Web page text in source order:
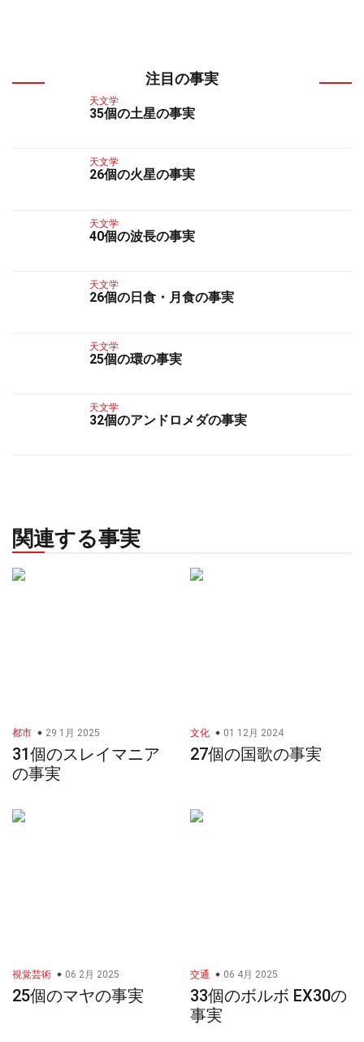
注目の事実
天文学
35個の土星の事実
天文学
26個の火星の事実
天文学
40個の波長の事実
天文学
26個の日食・月食の事実
天文学
25個の環の事実
天文学
32個のアンドロメダの事実
関連する事実
都市 29 1月 2025
31個のスレイマニア
の事実
文化 01 12月 2024
27個の国歌の事実
視覚芸術 06 2月 2025
25個のマヤの事実
交通 06 4月 2025
33個のボルボ EX30の
事実